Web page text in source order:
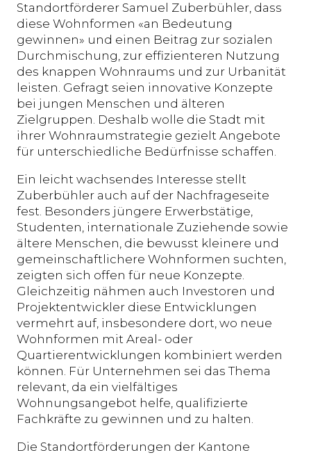
Standortförderer Samuel Zuberbühler, dass
diese Wohnformen «an Bedeutung
gewinnen» und einen Beitrag zur sozialen
Durchmischung, zur effizienteren Nutzung
des knappen Wohnraums und zur Urbanität
leisten. Gefragt seien innovative Konzepte
bei jungen Menschen und älteren
Zielgruppen. Deshalb wolle die Stadt mit
ihrer Wohnraumstrategie gezielt Angebote
für unterschiedliche Bedürfnisse schaffen.
Ein leicht wachsendes Interesse stellt
Zuberbühler auch auf der Nachfrageseite
fest. Besonders jüngere Erwerbstätige,
Studenten, internationale Zuziehende sowie
ältere Menschen, die bewusst kleinere und
gemeinschaftlichere Wohnformen suchten,
zeigten sich offen für neue Konzepte.
Gleichzeitig nähmen auch Investoren und
Projektentwickler diese Entwicklungen
vermehrt auf, insbesondere dort, wo neue
Wohnformen mit Areal- oder
Quartierentwicklungen kombiniert werden
können. Für Unternehmen sei das Thema
relevant, da ein vielfältiges
Wohnungsangebot helfe, qualifizierte
Fachkräfte zu gewinnen und zu halten.
Die Standortförderungen der Kantone